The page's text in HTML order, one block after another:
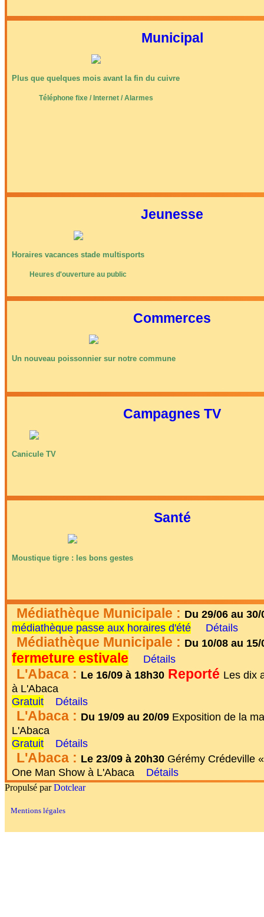
Municipal
Plus que quelques mois avant la fin du cuivre
Téléphone fixe / Internet / Alarmes
Jeunesse
Horaires vacances stade multisports
Heures d'ouverture au public
Commerces
Un nouveau poissonnier sur notre commune
Campagnes TV
Canicule TV
Santé
Moustique tigre : les bons gestes
Médiathèque Municipale : Du 29/06 au 30/
médiathèque passe aux horaires d'été
Détails
Médiathèque Municipale : Du 10/08 au 15/
fermeture estivale Détails
L'Abaca : Le 16/09 à 18h30 Reporté Les dix
à L'Abaca
Gratuit
Détails
L'Abaca : Du 19/09 au 20/09 Exposition de la
L'Abaca
Gratuit
Détails
L'Abaca : Le 23/09 à 20h30 Gérémy Crédeville
One Man Show à L'Abaca Détails
Propulsé parDotclear
Mentions légales